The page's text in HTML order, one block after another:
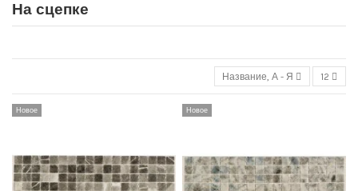
На сцепке
Название, А - Я 12
Новое Новое